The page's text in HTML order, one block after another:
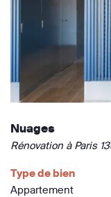
Nuages
Rénovation à Paris
Type de bien
Appartement